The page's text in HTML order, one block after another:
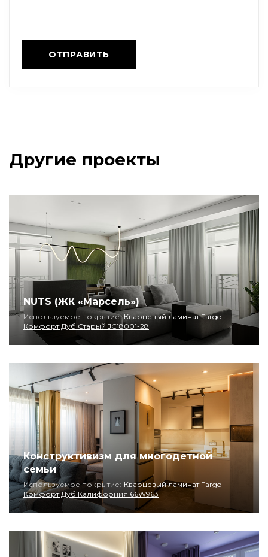
Другие проекты
NUTS (ЖК «Марсель»)
Используемое покрытие: Кварцевый ламинат Fargo
Комфорт Дуб Старый JC18001-28
Конструктивизм для многодетной
семьи
Используемое покрытие: Кварцевый ламинат Fargo
Комфорт Дуб Калифорния 66W963